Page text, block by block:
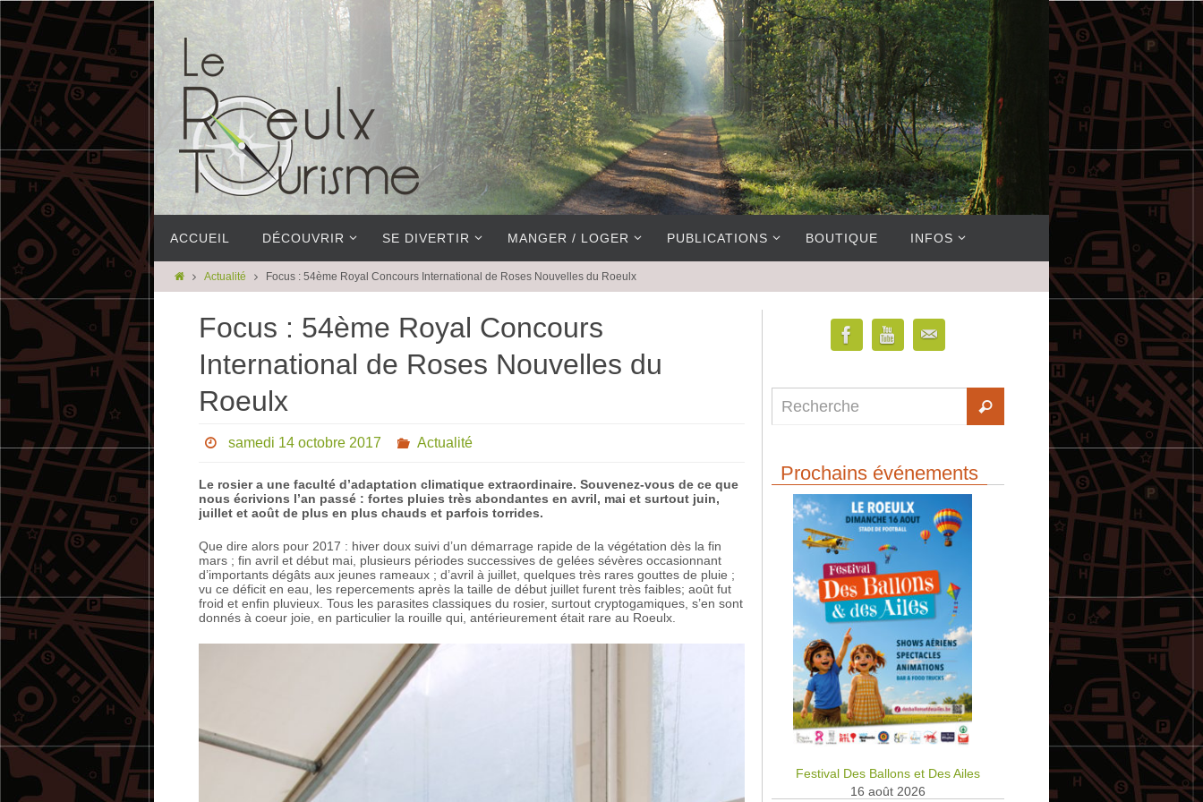
ACCUEIL DÉCOUVRIR SE DIVERTIR MANGER / LOGER PUBLICATIONS BOUTIQUE INFOS
Actualité Focus : 54ème Royal Concours International de Roses Nouvelles du Roeulx
Focus : 54ème Royal Concours
International de Roses Nouvelles du
Roeulx
samedi 14 octobre 2017 Actualité
Le rosier a une faculté d’adaptation climatique extraordinaire. Souvenez-vous de ce que
nous écrivions l’an passé : fortes pluies très abondantes en avril, mai et surtout juin,
juillet et août de plus en plus chauds et parfois torrides.
Que dire alors pour 2017 : hiver doux suivi d’un démarrage rapide de la végétation dès la fin
mars ; fin avril et début mai, plusieurs périodes successives de gelées sévères occasionnant
d’importants dégâts aux jeunes rameaux ; d’avril à juillet, quelques très rares gouttes de pluie ;
vu ce déficit en eau, les repercements après la taille de début juillet furent très faibles; août fut
froid et enfin pluvieux. Tous les parasites classiques du rosier, surtout cryptogamiques, s’en sont
donnés à coeur joie, en particulier la rouille qui, antérieurement était rare au Roeulx.
Prochains événements
Festival Des Ballons et Des Ailes
16 août 2026